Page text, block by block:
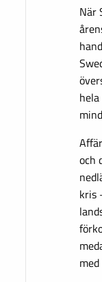
När
och
kris